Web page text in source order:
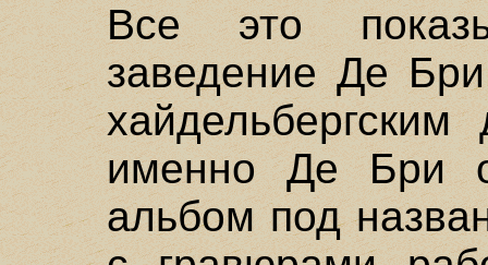
Все это
заведение Де
именно Де Бри
альбом под